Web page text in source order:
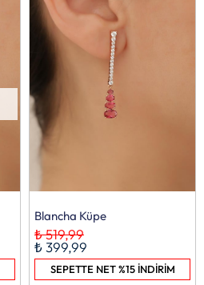
Blancha Küpe
₺ 399,99
₺ 519,99
SEPETTE NET %15 İNDİRİM